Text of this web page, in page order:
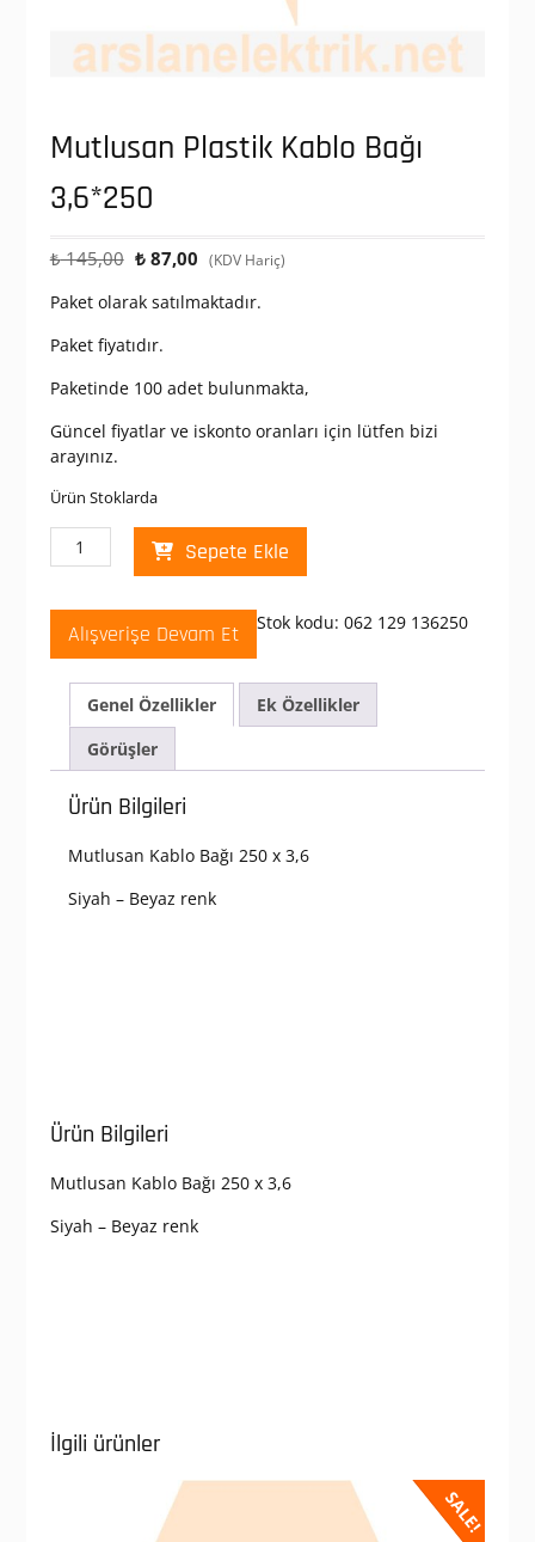
Mutlusan Plastik Kablo Bağı
3,6*250
₺145,00 Orijinal
₺ 145,00.
₺87,00 Şu
fiyat:
(KDV Hariç)
Paket olarak satılmaktadır.
Paket fiyatıdır.
Paketinde 100 adet bulunmakta,
Güncel fiyatlar ve iskonto oranları için lütfen bizi
arayınız.
Ürün Stoklarda
Mutlusan
Plastik
Bağı
3,6*250
adet
Sepete Ekle
Alışverişe Devam Et Stok kodu: 062 129 136250
Genel Özellikler
Ek Özellikler
Görüşler
Ürün Bilgileri
Mutlusan Kablo Bağı 250 x 3,6
Siyah – Beyaz renk
Ürün Bilgileri
Mutlusan Kablo Bağı 250 x 3,6
Siyah – Beyaz renk
İlgili ürünler
SALE!